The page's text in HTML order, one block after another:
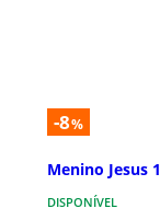
-8%
Menino Jesus
DISPONÍVEL